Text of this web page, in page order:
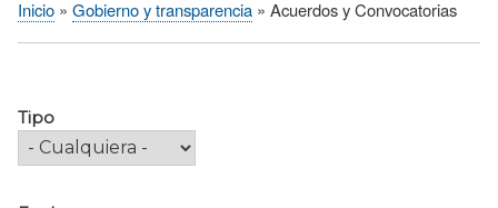
Sobrescribir
ayuda
la
Inicio Gobierno y transparencia Acuerdos y Convocatorias
Tipo